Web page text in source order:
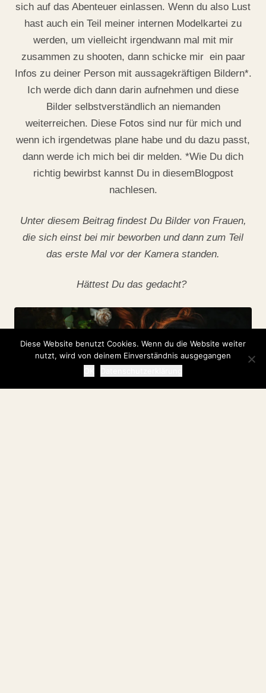
sich auf das Abenteuer einlassen. Wenn du also Lust
hast auch ein Teil meiner internen Modelkartei zu
werden, um vielleicht irgendwann mal mit mir
zusammen zu shooten, dann schicke mir ein paar
Infos zu deiner Person mit aussagekräftigen Bildern*.
Ich werde dich dann darin aufnehmen und diese
Bilder selbstverständlich an niemanden
weiterreichen. Diese Fotos sind nur für mich und
wenn ich irgendetwas plane habe und du dazu passt,
dann werde ich mich bei dir melden. *Wie Du dich
richtig bewirbst kannst Du in diesemBlogpost
nachlesen.
Unter diesem Beitrag findest Du Bilder von Frauen,
die sich einst bei mir beworben und dann zum Teil
das erste Mal vor der Kamera standen.
Hättest Du das gedacht?
Diese Website benutzt Cookies. Wenn du die Website weiter
nutzt, wird von deinem Einverständnis ausgegangen